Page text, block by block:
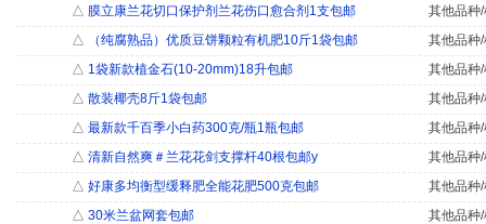
△ 膜立康兰花切口保护剂兰花伤口愈合剂1支包邮
其他品种
△ （纯腐熟品）优质豆饼颗粒有机肥10斤1袋包邮
其他品种
△ 1袋新款植金石(10-20mm)18升包邮
其他品种
△ 散装椰壳8斤1袋包邮
其他品种
△ 最新款千百季小白药300克/瓶1瓶包邮
其他品种
△ 清新自然爽＃兰花花剑支撑杆40根包邮y
其他品种
△ 好康多均衡型缓释肥全能花肥500克包邮
其他品种
△ 30米兰盆网套包邮
其他品种